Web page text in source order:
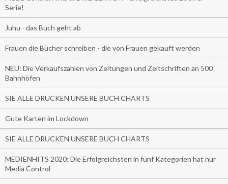
Serie!
Juhu - das Buch geht ab
Frauen die Bücher schreiben - die von Frauen gekauft werden
NEU: Die Verkaufszahlen von Zeitungen und Zeitschriften an 500
Bahnhöfen
SIE ALLE DRUCKEN UNSERE BUCH CHARTS
Gute Karten im Lockdown
SIE ALLE DRUCKEN UNSERE BUCH CHARTS
MEDIENHITS 2020: Die Erfolgreichsten in fünf Kategorien hat nur
Media Control